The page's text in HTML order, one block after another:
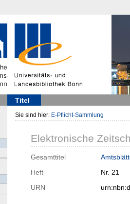
Titel
Sie sind hier: E-Pflicht-Sammlung
Elektronische
Gesamttitel
Heft
Nr. 21
URN